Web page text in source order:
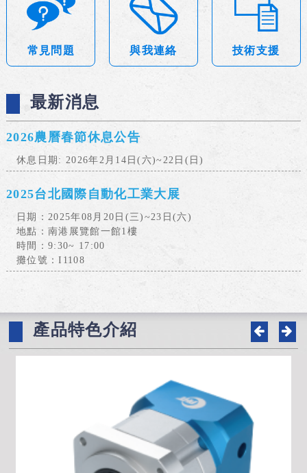
常見問題 與我連絡 技術支援
最新消息
2026農曆春節休息公告
休息日期: 2026年2月14日(六)~22日(日)
2025台北國際自動化工業大展
日期：2025年08月20日(三)~23日(六)
地點：南港展覽館一館1樓
時間：9:30~ 17:00
攤位號：I1108
產品特色介紹